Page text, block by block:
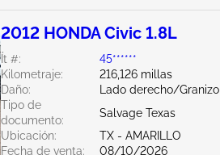
2012 HONDA Civic 1.8L
Ít #:
45******
Kilometraje:
216,126 millas
Daño:
Lado derecho/Granizo
Tipo de
documento:
Salvage Texas
Ubicación:
TX - AMARILLO
Fecha de venta:
08/10/2026